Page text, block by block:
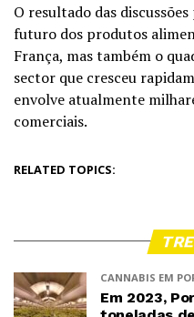
O resultado das
futuro dos produtos
França, mas também o
sector que cresceu
envolve atualmente
comerciais.
RELATED TOPICS:
CANNABIS EM
Em 2023,